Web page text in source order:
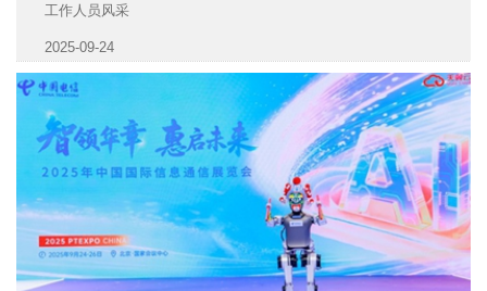
工作人员风采
2025-09-24